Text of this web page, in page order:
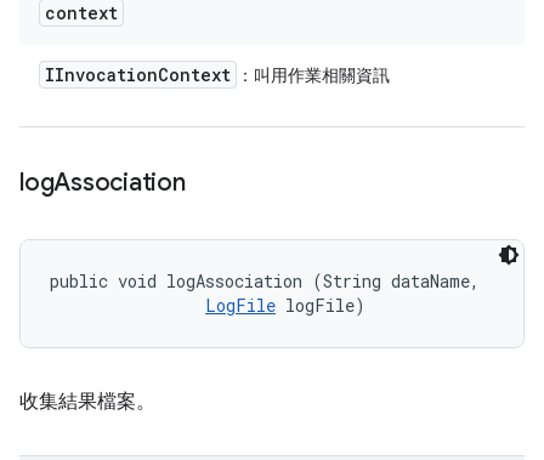
context
IInvocationContext ：叫用作業相關資訊
logAssociation
public void logAssociation (String dataName,
LogFile logFile)
收集結果檔案。